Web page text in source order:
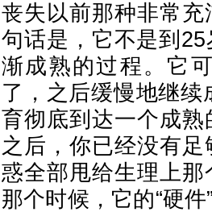
丧失以前那种非常
句话是，它不是到
渐成熟的过程。它
了，之后缓慢地继
育彻底到达一个成
之后，你已经没有
惑全部甩给生理上
那个时候，它的“硬